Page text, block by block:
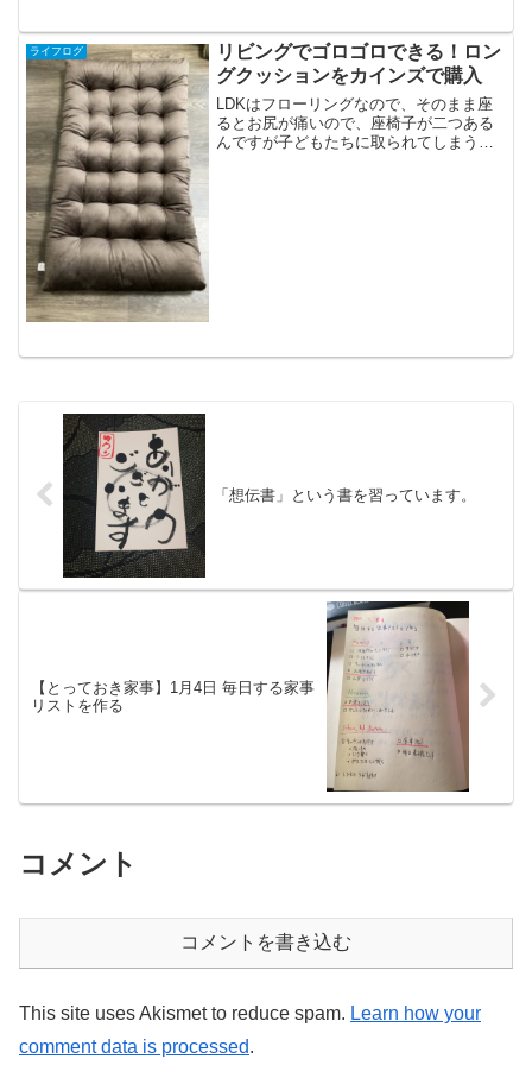
ライフログ
リビングでゴロゴロできる！ロン
グクッションをカインズで購入
LDKはフローリングなので、そのまま座
るとお尻が痛いので、座椅子が二つある
んですが子どもたちに取られてしまう。
「想伝書」という書を習っています。
【とっておき家事】1月4日 毎日する家事
リストを作る
コメント
コメントを書き込む
This site uses Akismet to reduce spam. Learn how your
comment data is processed.